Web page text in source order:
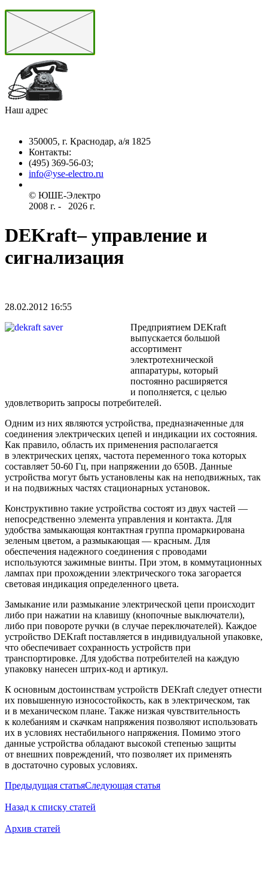
Наш адрес
350005, г. Краснодар, а/я 1825
Контакты: ­
(495) 369-56-03;
info@yse-electro.ru­
© ЮШЕ-Эл­ектро ­
2008 г­. - ­ ­­­­­
2026 г.
DEKraft– управление и
сигнализация
28.02.2012 16:55
Предприятием DEKraft
выпускается большой
ассортимент
электротехнической
аппаратуры, который
постоянно расширяется
и пополняется, с целью
удовлетворить запросы потребителей.
Одним из них являются устройства, предназначенные для
соединения электрических цепей и индикации их состояния.
Как правило, область их применения располагается
в электрических цепях, частота переменного тока которых
составляет 50-60 Гц, при напряжении до 650В. Данные
устройства могут быть установлены как на неподвижных, так
и на подвижных частях стационарных установок.
Конструктивно такие устройства состоят из двух частей —
непосредственно элемента управления и контакта. Для
удобства замыкающая контактная группа промаркирована
зеленым цветом, а размыкающая — красным. Для
обеспечения надежного соединения с проводами
используются зажимные винты. При этом, в коммутационных
лампах при прохождении электрического тока загорается
световая индикация определенного цвета.
Замыкание или размыкание электрической цепи происходит
либо при нажатии на клавишу (кнопочные выключатели),
либо при повороте ручки (в случае переключателей). Каждое
устройство DEKraft поставляется в индивидуальной упаковке,
что обеспечивает сохранность устройств при
транспортировке. Для удобства потребителей на каждую
упаковку нанесен штрих-код и артикул.
К основным достоинствам устройств DEKraft следует отнести
их повышенную износостойкость, как в электрическом, так
и в механическом плане. Также низкая чувствительность
к колебаниям и скачкам напряжения позволяют использовать
их в условиях нестабильного напряжения. Помимо этого
данные устройства обладают высокой степенью защиты
от внешних повреждений, что позволяет их применять
в достаточно суровых условиях.
Предыдущая статьяСледующая статья
Назад к списку статей
Архив статей